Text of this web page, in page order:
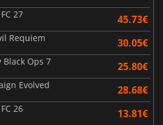
27 45.73€
Requiem 30.05€
Black Ops 7 25.80€
Evolved 28.68€
26 13.81€